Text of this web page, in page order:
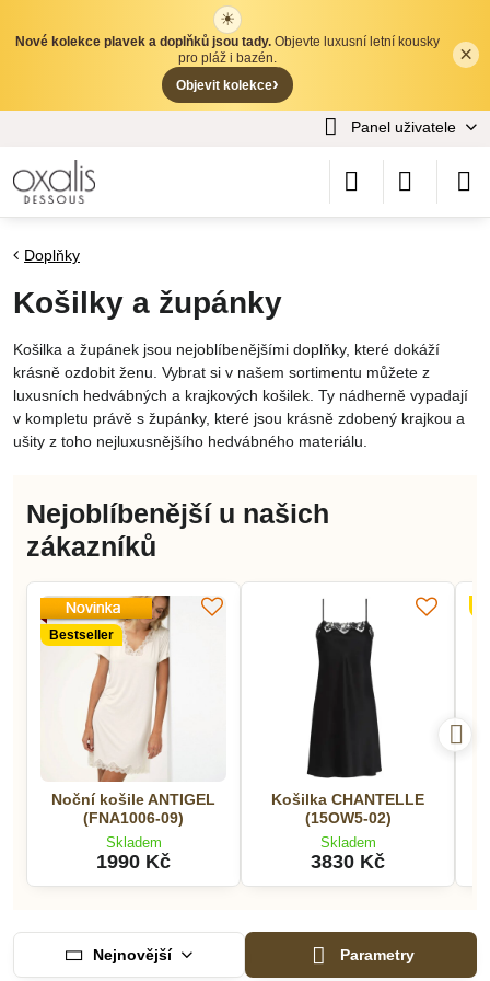
✕
×
☀
Nové kolekce plavek a doplňků jsou tady. Objevte luxusní letní kousky
pro pláž i bazén.
Objevit kolekce›
Panel uživatele
Doplňky
Košilky a župánky
Košilka a župánek jsou nejoblíbenějšími doplňky, které dokáží
krásně ozdobit ženu. Vybrat si v našem sortimentu můžete z
luxusních hedvábných a krajkových košilek. Ty nádherně vypadají
v kompletu právě s župánky, které jsou krásně zdobený krajkou a
ušity z toho nejluxusnějšího hedvábného materiálu.
Nejoblíbenější u našich
zákazníků
Bestseller
Noční košile ANTIGEL
(FNA1006-09)
Skladem
1990 Kč
Košilka CHANTELLE
(15OW5-02)
Skladem
3830 Kč
Nejnovější Parametry